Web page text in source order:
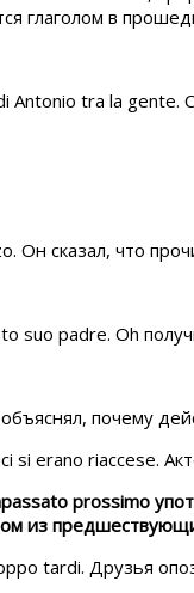
глаголом в
tra la gente.
Он сказал, что
suo padre. Oh
почему
si erano riaccese.
prossimo
из
tardi. Друзья